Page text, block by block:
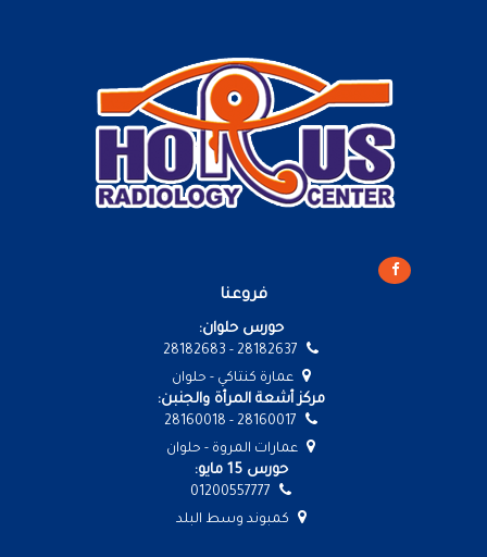
فروعنا
حورس حلوان:
عمارة كنتاكي - حلوان
مركز أشعة المرأة والجنبن:
عمارات المروة - حلوان
حورس 15 مايو:
كمبوند وسط البلد